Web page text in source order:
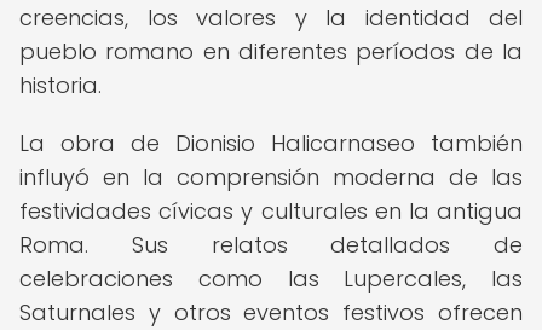
creencias, los valores y la identidad del
pueblo romano en diferentes períodos de la
historia.
La obra de Dionisio Halicarnaseo también
influyó en la comprensión moderna de las
festividades cívicas y culturales en la antigua
Roma. Sus relatos detallados de
celebraciones como las Lupercales, las
Saturnales y otros eventos festivos ofrecen